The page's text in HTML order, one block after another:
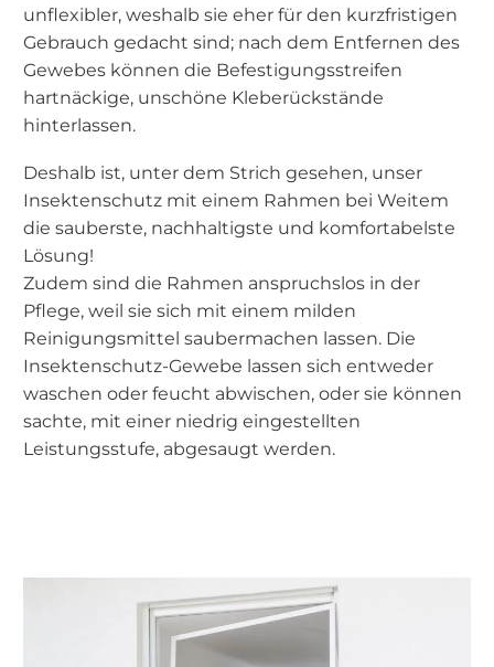
unflexibler, weshalb sie eher für den kurzfristigen
Gebrauch gedacht sind; nach dem Entfernen des
Gewebes können die Befestigungsstreifen
hartnäckige, unschöne Kleberückstände
hinterlassen.
Deshalb ist, unter dem Strich gesehen, unser
Insektenschutz mit einem Rahmen bei Weitem
die sauberste, nachhaltigste und komfortabelste
Lösung!
Zudem sind die Rahmen anspruchslos in der
Pflege, weil sie sich mit einem milden
Reinigungsmittel saubermachen lassen. Die
Insektenschutz-Gewebe lassen sich entweder
waschen oder feucht abwischen, oder sie können
sachte, mit einer niedrig eingestellten
Leistungsstufe, abgesaugt werden.